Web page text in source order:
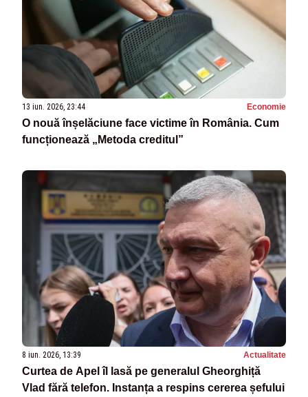
13 iun. 2026, 23:44 Economie
O nouă înșelăciune face victime în România. Cum
funcționează „Metoda creditul”
8 iun. 2026, 13:39 Actualitate
Curtea de Apel îl lasă pe generalul Gheorghiță
Vlad fără telefon. Instanța a respins cererea șefului